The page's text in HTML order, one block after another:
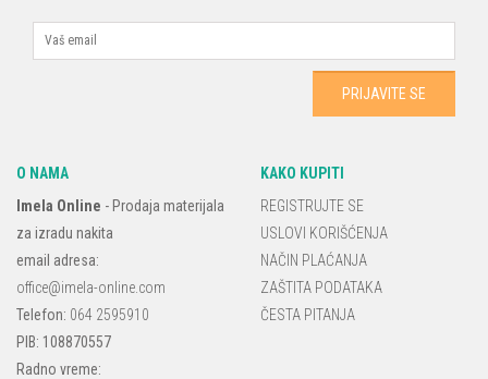
O NAMA
Imela Online - Prodaja materijala
za izradu nakita
email adresa:
office@imela-online.com
Telefon: 064 2595910
PIB: 108870557
Radno vreme:
KAKO KUPITI
REGISTRUJTE SE
USLOVI KORIŠĆENJA
NAČIN PLAĆANJA
ZAŠTITA PODATAKA
ČESTA PITANJA